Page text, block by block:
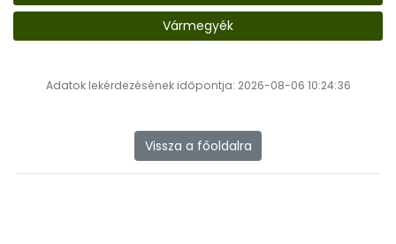
Vármegyék
Adatok lekérdezésének időpontja: 2026-08-06 10:24:36
Vissza a főoldalra